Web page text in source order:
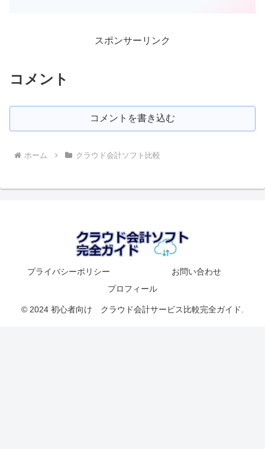
スポンサーリンク
コメント
コメントを書き込む
ホーム クラウド会計ソフト比較
プライバシーポリシー
お問い合わせ
プロフィール
© 2024 初心者向け クラウド会計サービス比較完全ガイド.